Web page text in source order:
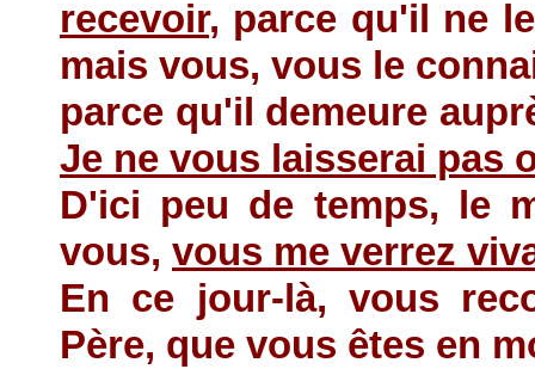
recevoir, parce qu'il ne
mais vous, vous le
parce qu'il demeure
Je ne vous laisserai pas
D'ici peu de temps, le
vous, vous me verrez
En ce jour-là, vous
Père, que vous êtes en